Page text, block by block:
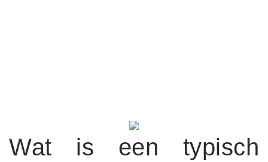
Wat is een typisch